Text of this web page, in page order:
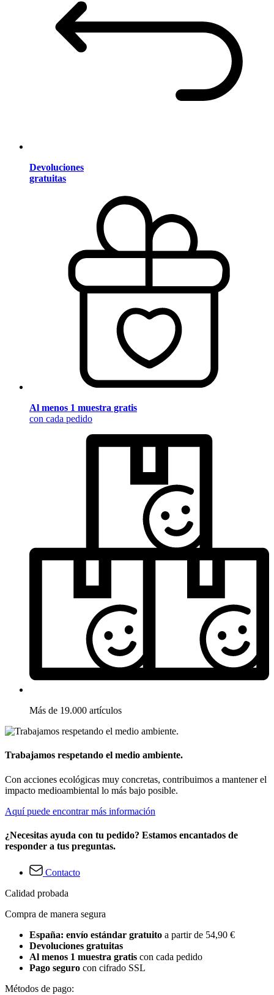
Devoluciones
gratuitas
Al menos 1 muestra gratis
con cada pedido
Más de 19.000 artículos
Trabajamos respetando el medio ambiente.
Con acciones ecológicas muy concretas, contribuimos a mantener el
impacto medioambiental lo más bajo posible.
Aquí puede encontrar más información
¿Necesitas ayuda con tu pedido? Estamos encantados de
responder a tus preguntas.
Contacto
Calidad probada
Compra de manera segura
España: envío estándar gratuito a partir de 54,90 €
Devoluciones gratuitas
Al menos 1 muestra gratis con cada pedido
Pago seguro con cifrado SSL
Métodos de pago: